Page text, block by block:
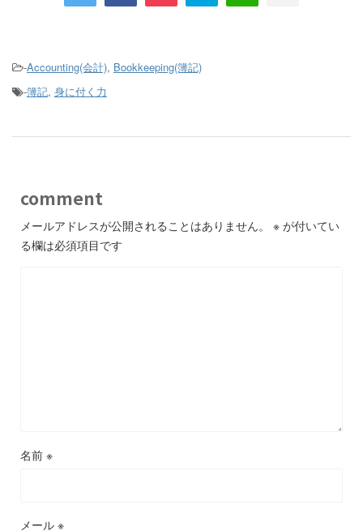
-Accounting(会計), Bookkeeping(簿記)
-簿記, 身に付く力
comment
メールアドレスが公開されることはありません。 ※ が付いてい
る欄は必須項目です
名前 ※
メール ※